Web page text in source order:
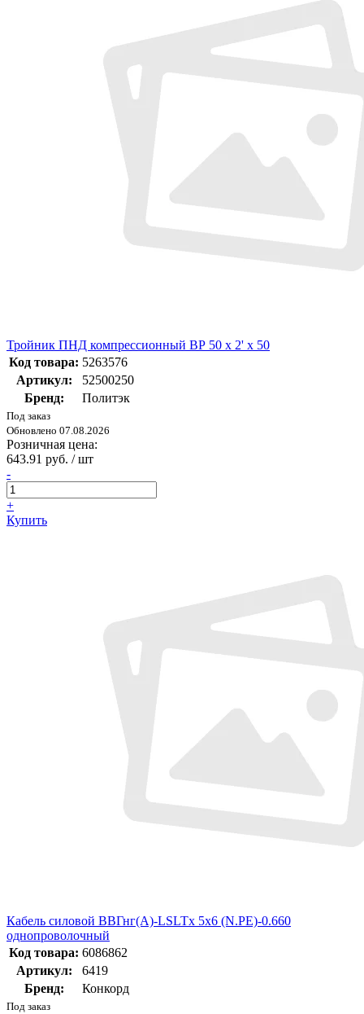
Тройник ПНД компрессионный ВР 50 х 2' х 50
Код товара: 5263576
Артикул:
52500250
Бренд:
Политэк
Под заказ
Обновлено 07.08.2026
Розничная цена:
643.91 руб. / шт
-
+
Купить
Кабель силовой ВВГнг(А)-LSLTx 5х6 (N.PE)-0.660
однопроволочный
Код товара: 6086862
Артикул:
6419
Бренд:
Конкорд
Под заказ